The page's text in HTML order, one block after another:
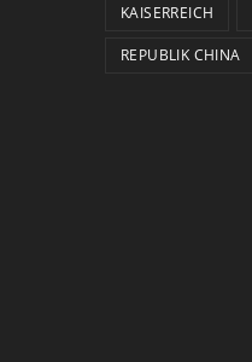
KAISERREICH
REPUBLIK CHINA